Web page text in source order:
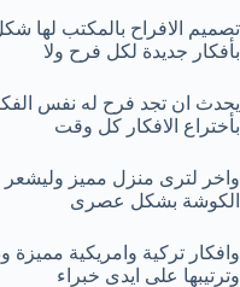
تصميم الافراح بالمكتب لها
بأفكار جديدة لكل فرح ولا
يحدث ان تجد فرح له نفس
بأختراع الافكار كل وقت
واخر لترى منزل مميز وليشعر
الكوشة بشكل عصرى
وافكار تركية وامريكية مميزة
وترتيبها على ايدى خبراء